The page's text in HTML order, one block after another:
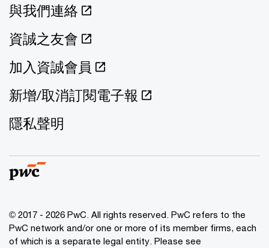
與我們連絡
資誠之友會
加入資誠會員
新增/取消訂閱電子報
隱私聲明
© 2017 - 2026 PwC. All rights reserved. PwC refers to the
PwC network and/or one or more of its member firms, each
of which is a separate legal entity. Please see